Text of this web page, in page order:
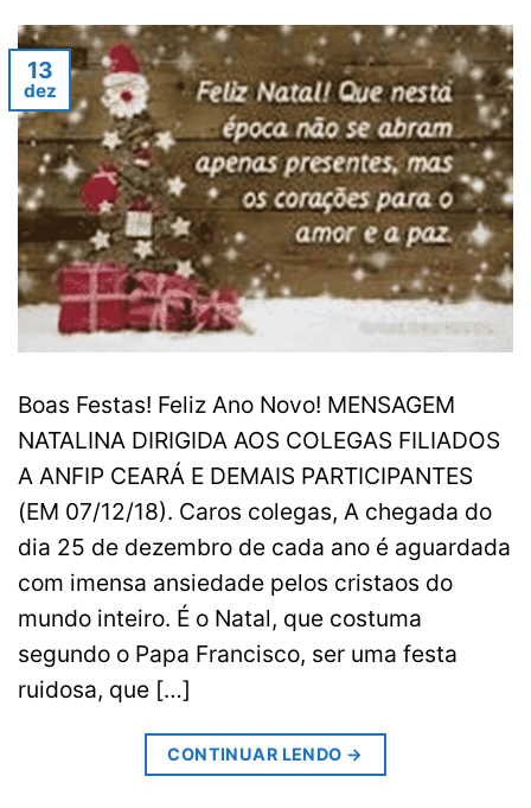
13
dez
Boas Festas! Feliz Ano Novo! MENSAGEM
NATALINA DIRIGIDA AOS COLEGAS FILIADOS
A ANFIP CEARÁ E DEMAIS PARTICIPANTES
(EM 07/12/18). Caros colegas, A chegada do
dia 25 de dezembro de cada ano é aguardada
com imensa ansiedade pelos cristaos do
mundo inteiro. É o Natal, que costuma
segundo o Papa Francisco, ser uma festa
ruidosa, que […]
CONTINUAR LENDO →